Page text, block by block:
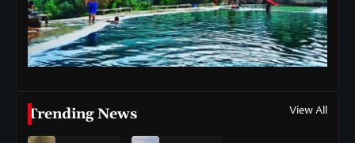
Trending News View All